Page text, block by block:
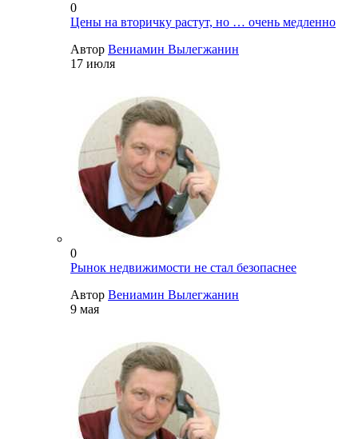
0
Цены на вторичку растут, но … очень медленно
Автор Вениамин Вылегжанин
17 июля
0
Рынок недвижимости не стал безопаснее
Автор Вениамин Вылегжанин
9 мая